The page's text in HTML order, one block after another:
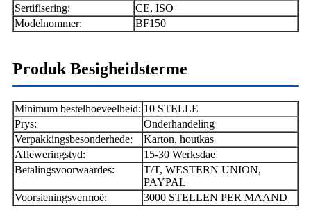
Sertifisering:
CE, ISO
Modelnommer:
BF150
Produk Besigheidsterme
Minimum bestelhoeveelheid: 10 STELLE
Prys:
Onderhandeling
Verpakkingsbesonderhede:
Karton, houtkas
Afleweringstyd:
15-30 Werksdae
Betalingsvoorwaardes:
T/T, WESTERN UNION,
PAYPAL
Voorsieningsvermoë:
3000 STELLEN PER MAAND